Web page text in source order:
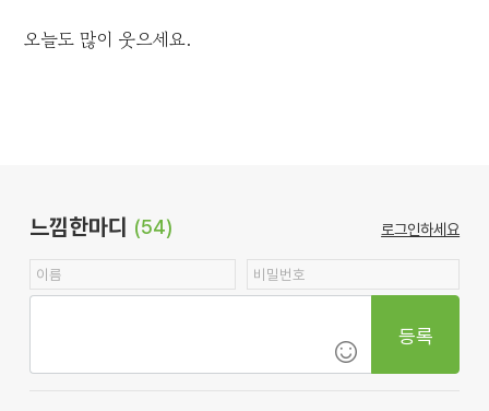
오늘도 많이 웃으세요.
느낌한마디 (54) 로그인하세요
등록